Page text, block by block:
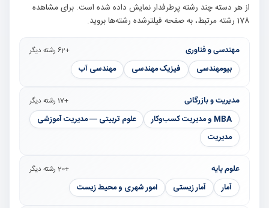
از هر دسته چند رشته پرطرفدار نمایش داده شده است. برای مشاهده
178 رشته مرتبط، به صفحه فیلترشده رشته‌ها بروید.
مهندسی و فناوری +62 رشته دیگر
بیومهندسی فیزیک مهندسی مهندسی آب
مدیریت و بازرگانی +17 رشته دیگر
MBA و مدیریت کسب‌وکار
علوم تربیتی — مدیریت آموزشی
مدیریت
علوم پایه +20 رشته دیگر
آمار آمار زیستی امور شهری و محیط زیست